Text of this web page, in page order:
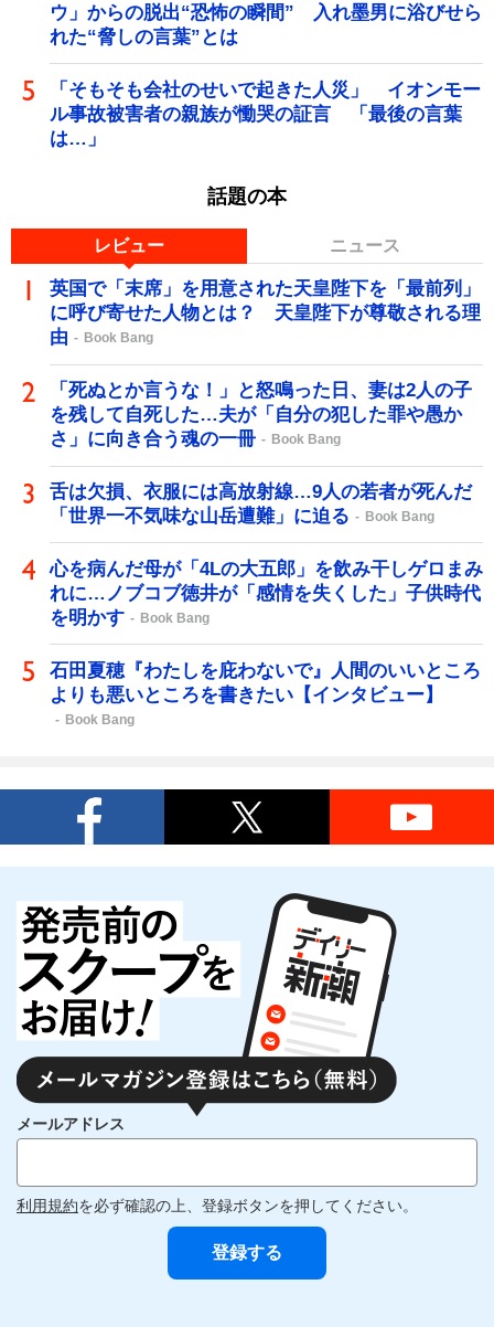
ウ」からの脱出“恐怖の瞬間” 入れ墨男に浴びせら
れた“脅しの言葉”とは
「そもそも会社のせいで起きた人災」 イオンモー
ル事故被害者の親族が慟哭の証言 「最後の言葉
は…」
話題の本
レビュー ニュース
英国で「末席」を用意された天皇陛下を「最前列」
に呼び寄せた人物とは？ 天皇陛下が尊敬される理
由
Book Bang
「死ぬとか言うな！」と怒鳴った日、妻は2人の子
を残して自死した…夫が「自分の犯した罪や愚か
さ」に向き合う魂の一冊
Book Bang
舌は欠損、衣服には高放射線…9人の若者が死んだ
「世界一不気味な山岳遭難」に迫る
Book Bang
心を病んだ母が「4Lの大五郎」を飲み干しゲロまみ
れに…ノブコブ徳井が「感情を失くした」子供時代
を明かす
Book Bang
石田夏穂『わたしを庇わないで』人間のいいところ
よりも悪いところを書きたい【インタビュー】
Book Bang
メールアドレス
利用規約を必ず確認の上、登録ボタンを押してください。